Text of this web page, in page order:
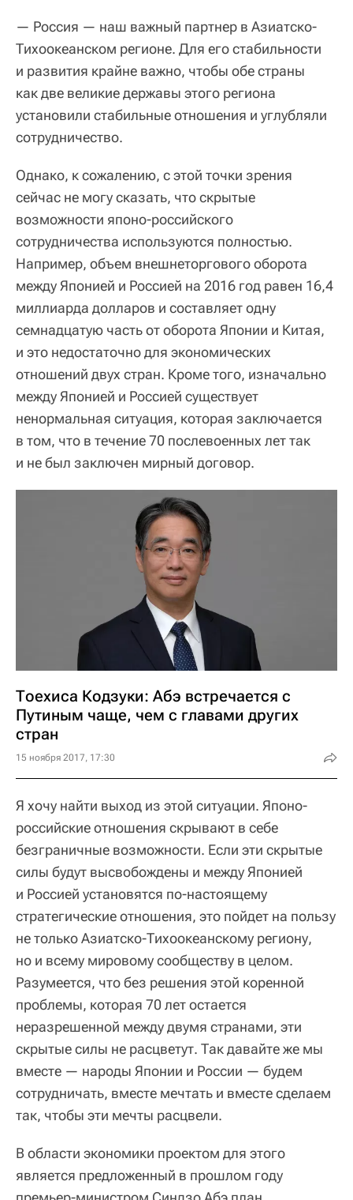
— Россия — наш важный партнер в Азиатско-
Тихоокеанском регионе. Для его стабильности
и развития крайне важно, чтобы обе страны
как две великие державы этого региона
установили стабильные отношения и углубляли
сотрудничество.
Однако, к сожалению, с этой точки зрения
сейчас не могу сказать, что скрытые
возможности японо-российского
сотрудничества используются полностью.
Например, объем внешнеторгового оборота
между Японией и Россией на 2016 год равен 16,4
миллиарда долларов и составляет одну
семнадцатую часть от оборота Японии и Китая,
и это недостаточно для экономических
отношений двух стран. Кроме того, изначально
между Японией и Россией существует
ненормальная ситуация, которая заключается
в том, что в течение 70 послевоенных лет так
и не был заключен мирный договор.
Тоехиса Кодзуки: Абэ встречается с
Путиным чаще, чем с главами других
стран
15 ноября 2017, 17:30
Я хочу найти выход из этой ситуации. Японо-
российские отношения скрывают в себе
безграничные возможности. Если эти скрытые
силы будут высвобождены и между Японией
и Россией установятся по-настоящему
стратегические отношения, это пойдет на пользу
не только Азиатско-Тихоокеанскому региону,
но и всему мировому сообществу в целом.
Разумеется, что без решения этой коренной
проблемы, которая 70 лет остается
неразрешенной между двумя странами, эти
скрытые силы не расцветут. Так давайте же мы
вместе — народы Японии и России — будем
сотрудничать, вместе мечтать и вместе сделаем
так, чтобы эти мечты расцвели.
В области экономики проектом для этого
является предложенный в прошлом году